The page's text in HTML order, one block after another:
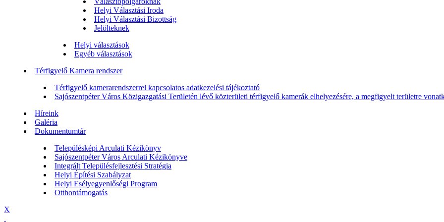
Helyi Választási Iroda
Helyi Választási Bizottság
Jelölteknek
Helyi választások
Egyéb választások
Térfigyelő Kamera rendszer
Térfigyelő kamerarendszerrel kapcsolatos adatkezelési tájékoztató
Sajószentpéter Város Közigazgatási Területén lévő közterületi térfigyelő kamerák elhelyezésére, a megfigyelt területre
Híreink
Galéria
Dokumentumtár
Településképi Arculati Kézikönyv
Sajószentpéter Város Arculati Kézikönyve
Integrált Településfejlesztési Stratégia
Helyi Építési Szabályzat
Helyi Esélyegyenlőségi Program
Otthontámogatás
X